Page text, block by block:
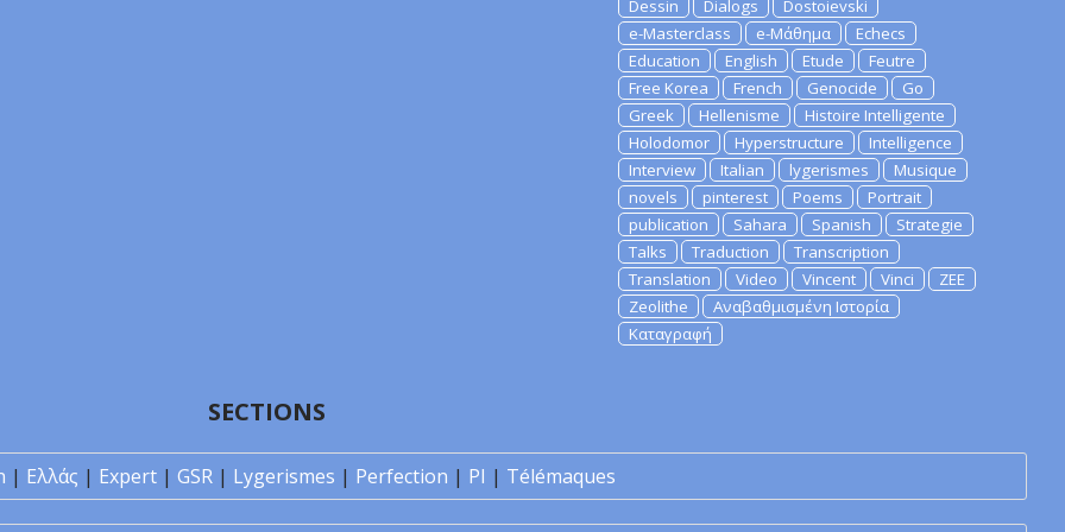
Dessin
Dialogs
Dostoievski
e-Masterclass
e-Μάθημα
Echecs
Education
English Etude
Feutre
Free Korea
French Genocide
Go
Greek
Hellenisme
Histoire Intelligente
Holodomor
Hyperstructure
Intelligence
Interview
Italian lygerismes
Musique
novels
pinterest Poems
Portrait
publication
Sahara Spanish
Strategie
Talks
Traduction
Transcription
Translation
Video Vincent Vinci
ZEE
Zeolithe
Αναβαθμισμένη Ιστορία
Καταγραφή
SECTIONS
| Ελλάς | Expert | GSR | Lygerismes | Perfection | PI | Télémaques